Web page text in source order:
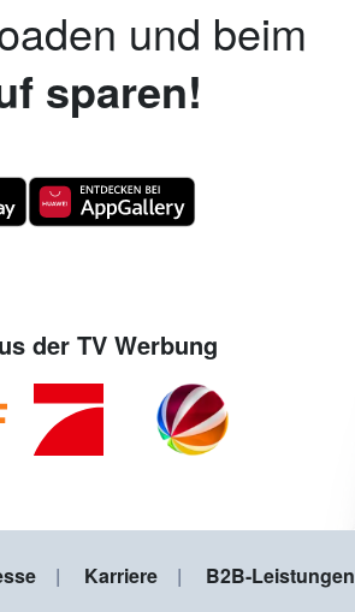
und beim
sparen!
der TV Werbung
Karriere B2B-Leistungen